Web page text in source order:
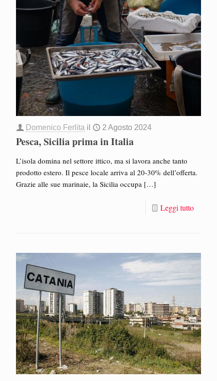
Domenico Ferlita il 2 Agosto 2024
Pesca, Sicilia prima in Italia
L’isola domina nel settore ittico, ma si lavora anche tanto
prodotto estero. Il pesce locale arriva al 20-30% dell’offerta.
Grazie alle sue marinaie, la Sicilia occupa […]
Leggi tutto